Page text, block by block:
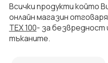
Всички продукти който
онлайн магазин
TEX 100- за безвредност
тъканите.